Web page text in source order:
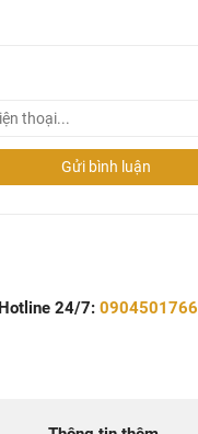
Gửi bình luận
Hotline 24/7:0904501766